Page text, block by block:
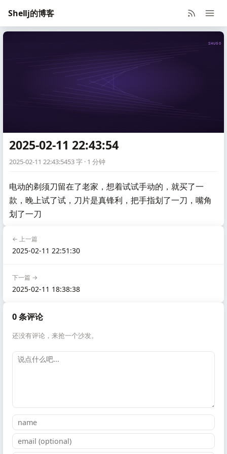
Shellj的博客
SHUGO
2025-02-11 22:43:54
2025-02-11 22:43:5453 字 · 1 分钟
电动的剃须刀留在了老家，想着试试手动的，就买了一
款，晚上试了试，刀片是真锋利，把手指划了一刀，嘴角
划了一刀
← 上一篇
2025-02-11 22:51:30
下一篇 →
2025-02-11 18:38:38
0 条评论
还没有评论，来抢一个沙发。